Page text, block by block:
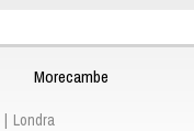
Morecambe
Londra